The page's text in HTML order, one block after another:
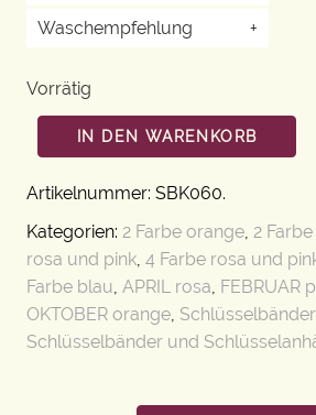
Waschempfehlung
+
Vorrätig
IN DEN WARENKORB
Artikelnummer: SBK060.
Kategorien: 2 Farbe orange, 2
rosa und pink, 4 Farbe rosa und
Farbe blau, APRIL rosa, FEBRUAR
OKTOBER orange,
Schlüsselbänder und